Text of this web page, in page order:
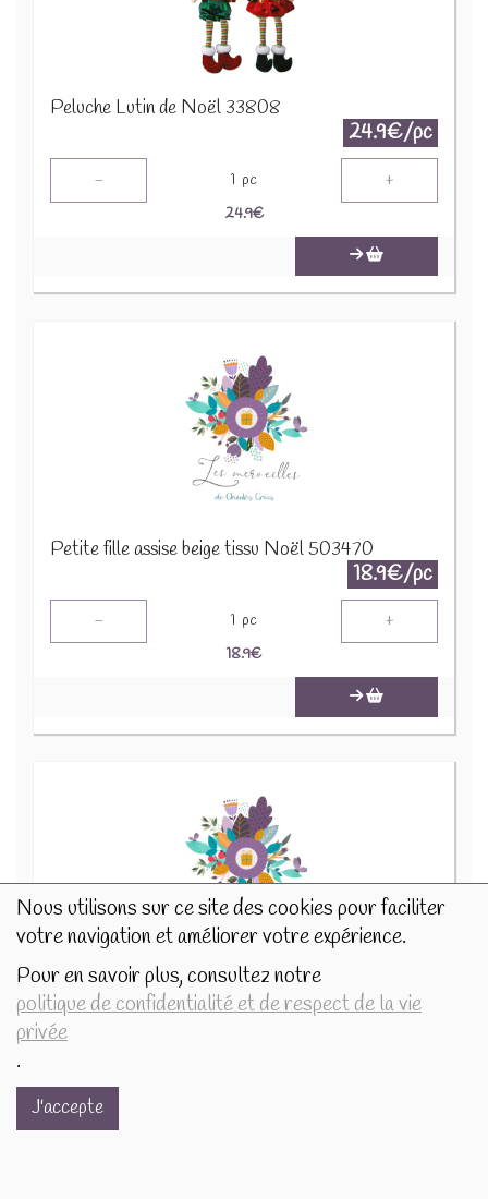
Nous utilisons sur ce site des cookies pour faciliter
votre navigation et améliorer votre expérience.
Pour en savoir plus, consultez notre
politique de confidentialité et de respect de la vie
privée
.
J'accepte
Peluche Lutin de Noël 33808
24.9€/pc
- 1 pc +
24.9€
Petite fille assise beige tissu Noël 503470
18.9€/pc
- 1 pc +
18.9€
Photophore 6cm Neige givre maisons 505270
4.5€/pc